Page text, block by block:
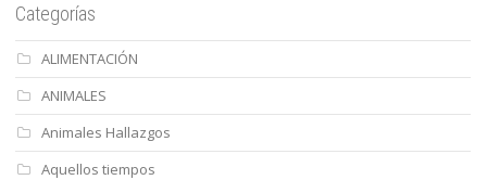
Categorías
ALIMENTACIÓN
ANIMALES
Animales Hallazgos
Aquellos tiempos